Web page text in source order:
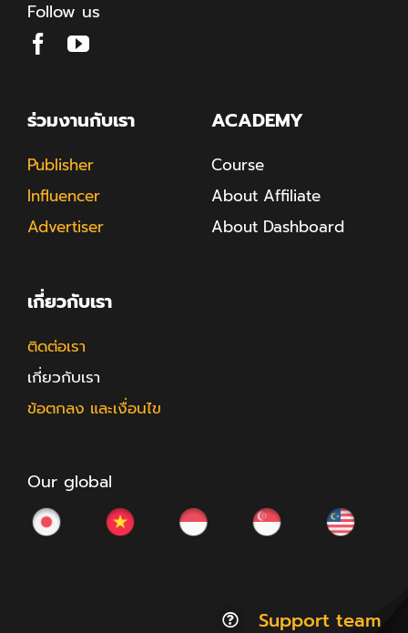
Follow us
ร่วมงานกับเรา
Publisher
Influencer
Advertiser
ACADEMY
Course
About Affiliate
About Dashboard
เกี่ยวกับเรา
ติดต่อเรา
เกี่ยวกับเรา
ข้อตกลง และเงื่อนไข
Our global
Support team